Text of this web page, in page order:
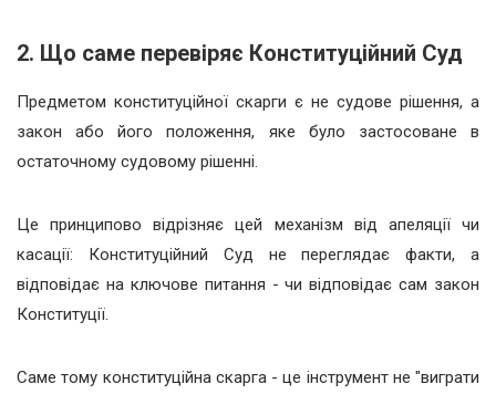
2. Що саме перевіряє Конституційний Суд
Предметом конституційної скарги є не судове рішення, а
закон або його положення, яке було застосоване в
остаточному судовому рішенні.
Це принципово відрізняє цей механізм від апеляції чи
касації: Конституційний Суд не переглядає факти, а
відповідає на ключове питання - чи відповідає сам закон
Конституції.
Саме тому конституційна скарга - це інструмент не "виграти